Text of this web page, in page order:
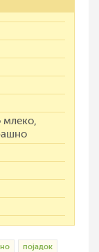
млеко,
појадок